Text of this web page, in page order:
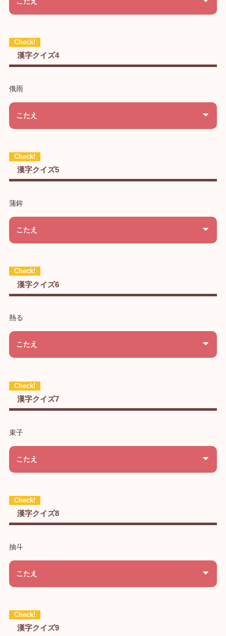
漢字クイズ4
俄雨
こたえ
漢字クイズ5
蒲鉾
こたえ
漢字クイズ6
熱る
こたえ
漢字クイズ7
束子
こたえ
漢字クイズ8
抽斗
こたえ
漢字クイズ9